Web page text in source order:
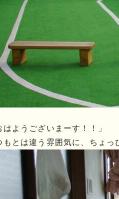
はようございまーす！！」
もとは違う雰囲気に、ちょ